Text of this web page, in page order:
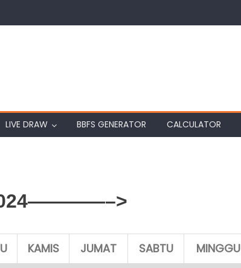
LIVE DRAW BBFS GENERATOR CALCULATOR
KAMIS JUMAT SABTU MINGGU